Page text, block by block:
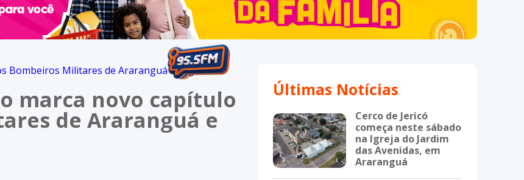
marca novo capítulo
de Araranguá e
Últimas Notícias
Cerco de Jericó
começa neste sábado
na Igreja do Jardim
das Avenidas, em
Araranguá